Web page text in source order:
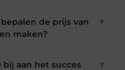
de prijs van
maken?
▼
bij aan het succes
▼